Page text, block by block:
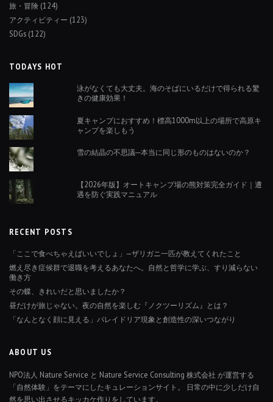
旅・冒険 (124)
アクティビティー (123)
SDGs (122)
TODAYS HOT
泳がなくても大丈夫。海のそばにいるだけで得られる驚
きの健康効果！
夏キャンプにおすすめ！標高1000m以上の場所で高原キ
ャンプを楽しもう
雪の結晶の不思議─本当に同じ形のものはないのか？
【2026年版】オートキャンプ場の熊対策完全ガイド｜遭
遇を防ぐ実践マニュアル
RECENT POSTS
「ここで食べちゃえばいいでしょ」—ザリガニ一匹が教えてくれたこと
燃え尽き症候群で退職を考えるあなたへ。自然と哲学に学ぶ、すり減らない
働き方
その蝶、きれいだと思いましたか？
昼だけが旅じゃない。夜の自然を楽しむ『ノクツーリズム』とは？
「なんとなく顔に見える」パレイドリア現象と創造性の深いつながり
ABOUT US
NPO法人 Nature Service と Nature Service Consulting 株式会社 が運営する
「自然体験」をテーマにしたキュレーションサイト。 日常の中に少しだけ自
然を思い出させるキッカケ作りをしています。